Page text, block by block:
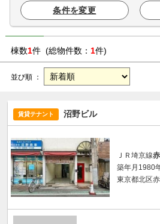
条件を変更
棟数1件 (総物件数： 1件)
並び順 ：
賃貸テナント 沼野ビル
ＪＲ埼京線
築年月1980
東京都北区